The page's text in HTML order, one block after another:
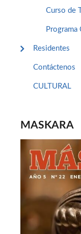
Curso de
Residentes
Contáctenos
CULTURAL
MASKARA